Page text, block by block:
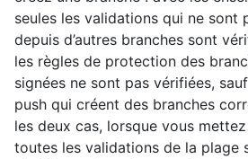
seules les validations qui ne sont
depuis d’autres branches sont
les règles de protection des
signées ne sont pas vérifiées,
push qui créent des branches
les deux cas, lorsque vous
toutes les validations de la plage